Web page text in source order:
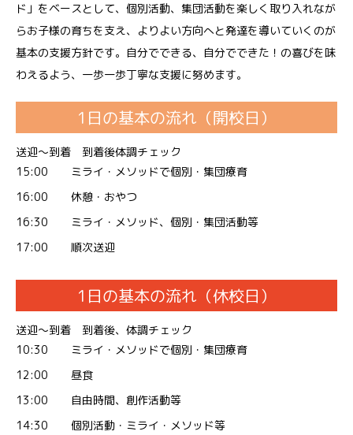
ド」をベースとして、個別活動、集団活動を楽しく取り入れなが
らお子様の育ちを支え、よりよい方向へと発達を導いていくのが
基本の支援方針です。自分でできる、自分でできた！の喜びを味
わえるよう、一歩一歩丁寧な支援に努めます。
1日の基本の流れ（開校日）
送迎～到着 到着後体調チェック
15:00
ミライ・メソッドで個別・集団療育
16:00
休憩・おやつ
16:30
ミライ・メソッド、個別・集団活動等
17:00
順次送迎
1日の基本の流れ（休校日）
送迎〜到着 到着後、体調チェック
10:30
ミライ・メソッドで個別・集団療育
12:00
昼食
13:00
自由時間、創作活動等
14:30
個別活動・ミライ・メソッド等